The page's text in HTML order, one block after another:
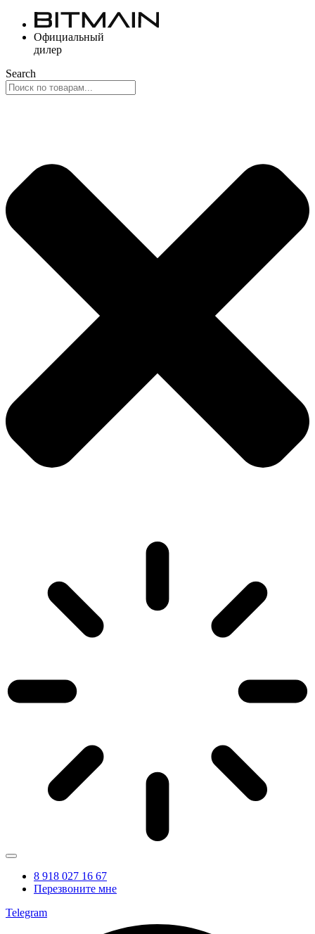
Перейти
содержимому
Официальный
дилер
Search
8 918 027 16 67
Перезвоните мне
Telegram